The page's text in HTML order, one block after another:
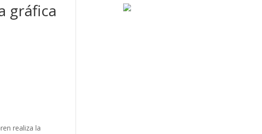
gráfica
realiza la